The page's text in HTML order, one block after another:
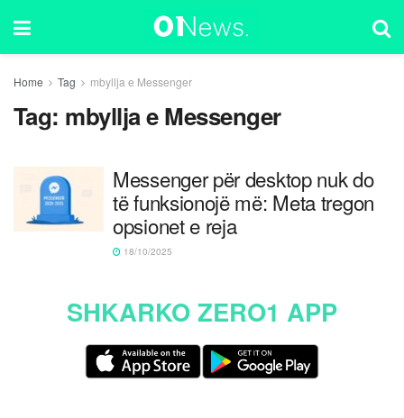
Home Tag mbyllja e Messenger
Tag: mbyllja e Messenger
Messenger për desktop nuk do
të funksionojë më: Meta tregon
opsionet e reja
18/10/2025
SHKARKO ZERO1 APP